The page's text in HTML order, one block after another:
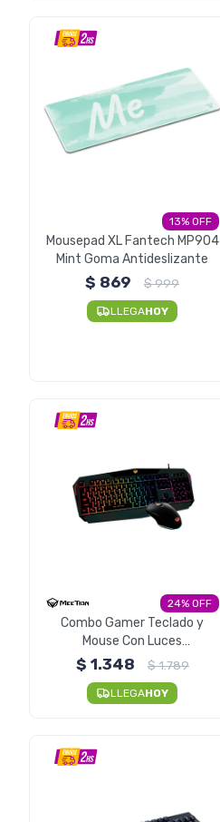
13
Mousepad XL Fantech MP904
Mint Goma Antideslizante
$ 869 $999
LLEGAHOY
24
Combo Gamer Teclado y
Mouse Con Luces
Retroiluminado Meetion C510
$ 1.348 $1.789
LLEGAHOY